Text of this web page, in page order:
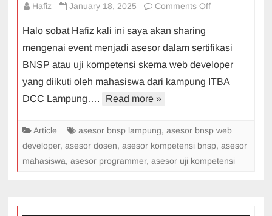
Hafiz January 18, 2025 Comments Offon
BNSP
Web
Developer
DCC
Lampung
Halo sobat Hafiz kali ini saya akan sharing
mengenai event menjadi asesor dalam sertifikasi
BNSP atau uji kompetensi skema web developer
yang diikuti oleh mahasiswa dari kampung ITBA
DCC Lampung….
Read more »
Article asesor bnsp lampung, asesor bnsp web
developer, asesor dosen, asesor kompetensi bnsp, asesor
mahasiswa, asesor programmer, asesor uji kompetensi